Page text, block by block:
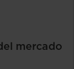
mercado